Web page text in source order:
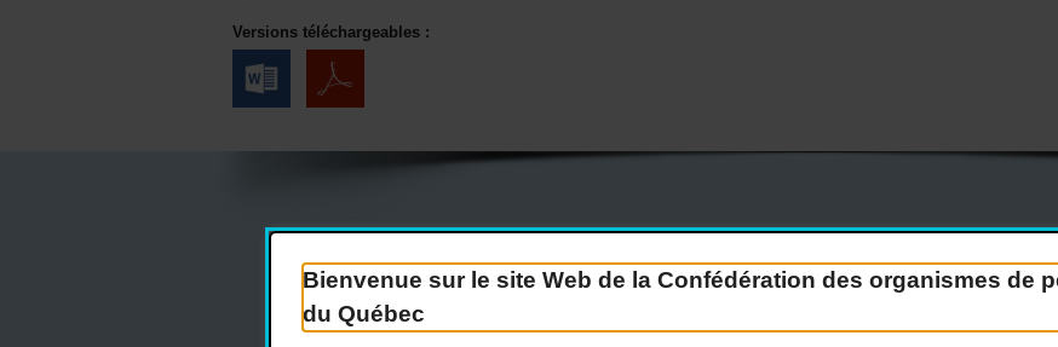
Bienvenue sur le site Web de la Confédération des organismes de
du Québec
Versions téléchargeables :
Actualités Devenir membre Nous joindre Nous recrutons